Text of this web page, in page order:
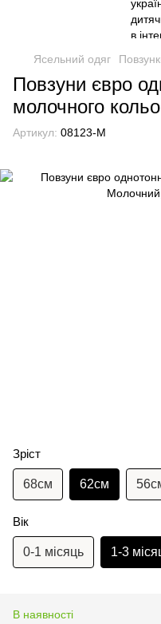
Ясельний одяг
Повзуни євро
молочного
Артикул: 08123-M
Зріст
68см 62см
Вік
0-1 місяць 1-3
В наявності